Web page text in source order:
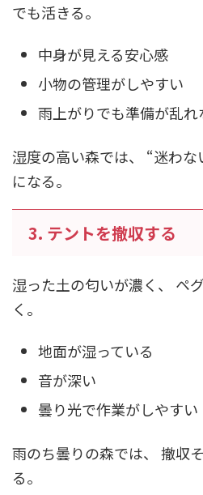
でも活きる。
中身が見える安心感
小物の管理がしやすい
雨上がりでも準備が乱れ
湿度の高い森では、 “迷わ
になる。
3. テントを撤収する
湿った土の匂いが濃く、 ペ
く。
地面が湿っている
音が深い
曇り光で作業がしやすい
雨のち曇りの森では、 撤収
る。